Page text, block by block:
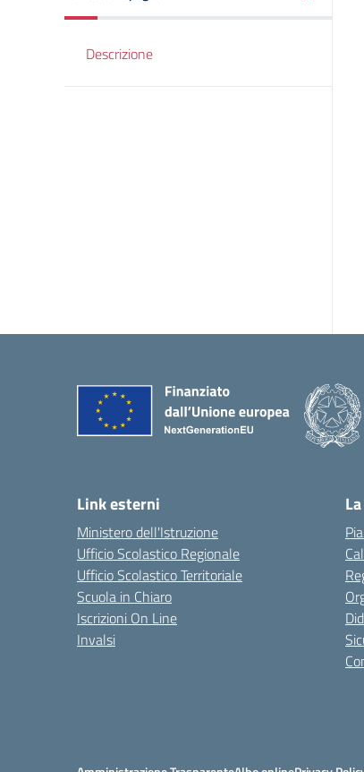
Descrizione
Link esterni
Ministero dell'Istruzione
Ufficio Scolastico Regionale
Ufficio Scolastico Territoriale
Scuola in Chiaro
Iscrizioni On Line
Invalsi